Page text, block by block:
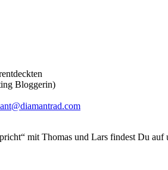
Bloggerin)
mit Thomas und Lars findest Du